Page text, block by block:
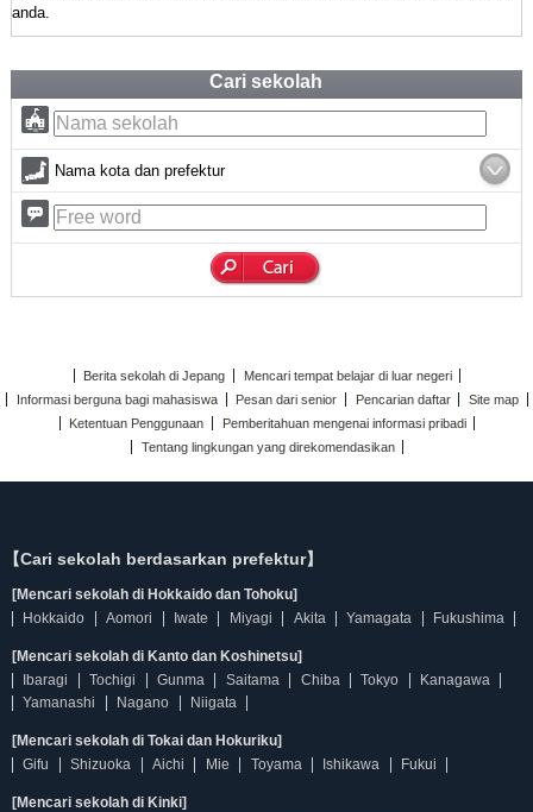
anda.
Cari sekolah
Nama kota dan prefektur
Berita sekolah di Jepang
Mencari tempat belajar di luar negeri
Informasi berguna bagi mahasiswa
Pesan dari senior Pencarian daftar
Site map
Ketentuan Penggunaan
Pemberitahuan mengenai informasi pribadi
Tentang lingkungan yang direkomendasikan
【Cari sekolah berdasarkan prefektur】
[Mencari sekolah di Hokkaido dan Tohoku]
Hokkaido
Aomori Iwate Miyagi Akita Yamagata Fukushima
[Mencari sekolah di Kanto dan Koshinetsu]
Ibaragi
Tochigi Gunma Saitama Chiba Tokyo
Kanagawa
Yamanashi
Nagano Niigata
[Mencari sekolah di Tokai dan Hokuriku]
Gifu
Shizuoka Aichi Mie Toyama Ishikawa Fukui
[Mencari sekolah di Kinki]